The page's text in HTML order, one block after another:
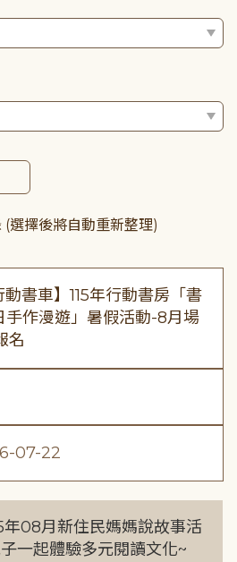
(選擇後將自動重新整理)
動書車】115年行動書房「書
手作漫遊」暑假活動-8月場
名
07-22
年08月新住民媽媽說故事活
一起體驗多元閱讀文化~